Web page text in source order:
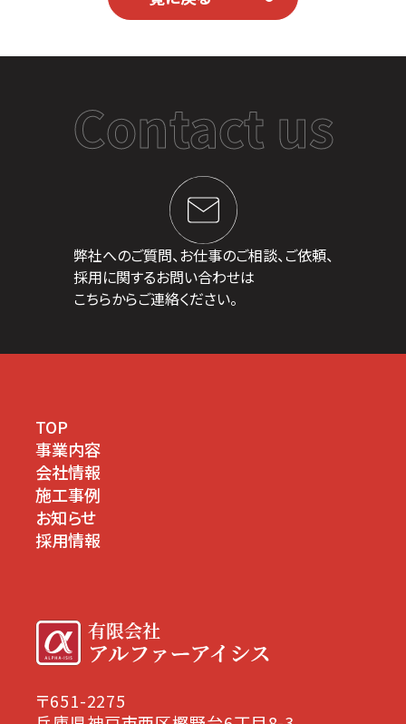
Contact us
弊社へのご質問、お仕事のご相談、ご依頼、
採用に関するお問い合わせは
こちらからご連絡ください。
〒651-2275
TOP
事業内容
会社情報
施工事例
お知らせ
採用情報